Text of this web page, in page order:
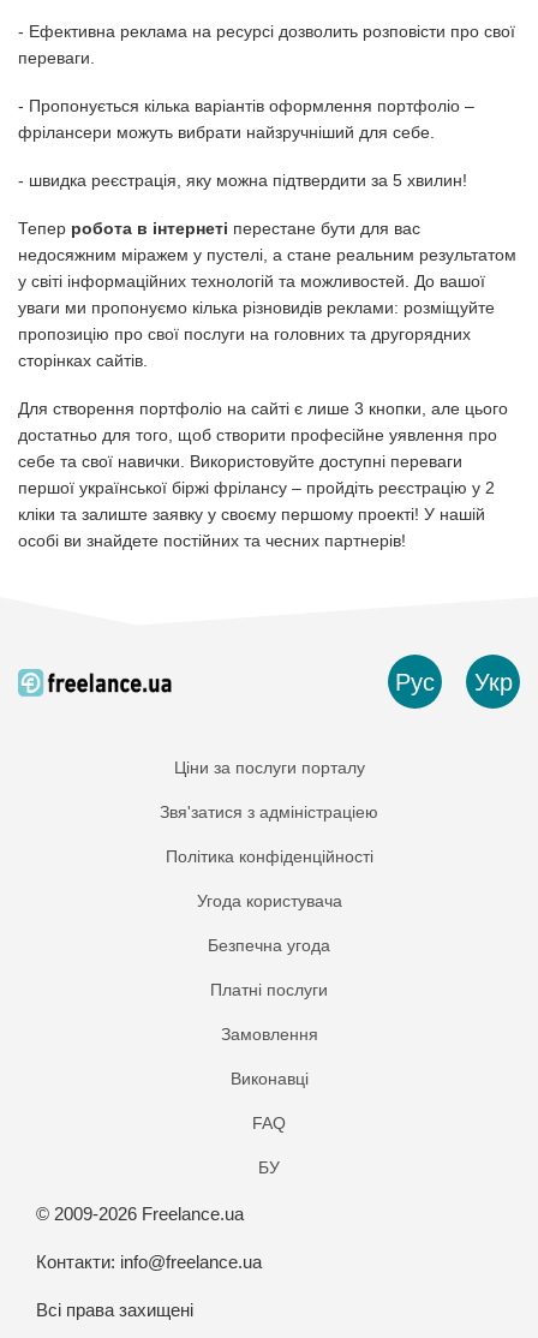
- Ефективна реклама на ресурсі дозволить розповісти про свої
переваги.
- Пропонується кілька варіантів оформлення портфоліо –
фрілансери можуть вибрати найзручніший для себе.
- швидка реєстрація, яку можна підтвердити за 5 хвилин!
Тепер робота в інтернеті перестане бути для вас
недосяжним міражем у пустелі, а стане реальним результатом
у світі інформаційних технологій та можливостей. До вашої
уваги ми пропонуємо кілька різновидів реклами: розміщуйте
пропозицію про свої послуги на головних та другорядних
сторінках сайтів.
Для створення портфоліо на сайті є лише 3 кнопки, але цього
достатньо для того, щоб створити професійне уявлення про
себе та свої навички. Використовуйте доступні переваги
першої української біржі фрілансу – пройдіть реєстрацію у 2
кліки та залиште заявку у своєму першому проекті! У нашій
особі ви знайдете постійних та чесних партнерів!
Рус Укр
Ціни за послуги порталу
Звя'затися з адміністраціею
Політика конфіденційності
Угода користувача
Безпечна угода
Платнi послуги
Замовлення
Виконавці
FAQ
БУ
© 2009-2026 Freelance.ua
Контакти: info@freelance.ua
Всі права захищені